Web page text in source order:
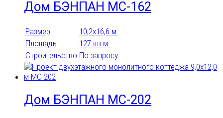
Баня
Гостевой
Дом БЭНПАН МС-162
Размер
10,2х16,6 м.
Площадь
127 кв.м.
Строительство По запросу
Дом БЭНПАН МС-202